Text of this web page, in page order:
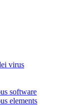
virus
software
elements